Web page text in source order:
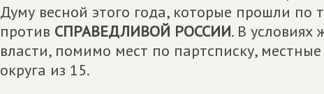
Думу весной этого года, которые прошли по
против СПРАВЕДЛИВОЙ РОССИИ. В условиях
власти, помимо мест по партсписку,
округа из 15.